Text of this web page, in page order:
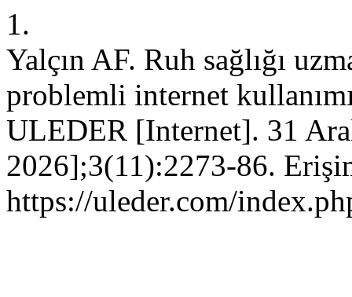
1.
Yalçın AF. Ruh sağlığı
problemli internet
ULEDER [Internet]. 31
2026];3(11):2273-86.
https://uleder.com/